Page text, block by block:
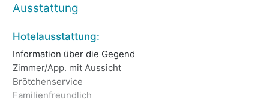
Ausstattung
Hotelausstattung:
Information über die Gegend
Zimmer/App. mit Aussicht
Brötchenservice
Familienfreundlich